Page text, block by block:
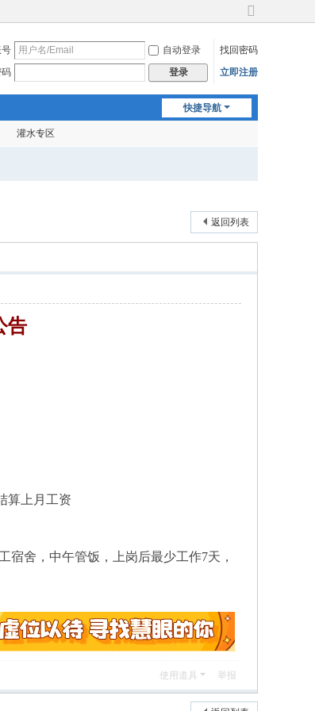
切
到
宽
自动登录
找回密码
登录 立即注册
快捷导航
灌水专区
返回列表
告
算上月工资
宿舍，中午管饭，上岗后最少工作7天，
使用道具 举报